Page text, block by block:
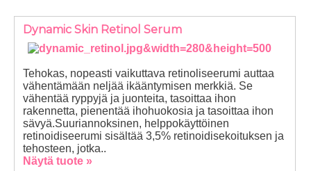
Dynamic Skin Retinol Serum
Tehokas, nopeasti vaikuttava retinoliseerumi auttaa
vähentämään neljää ikääntymisen merkkiä. Se
vähentää ryppyjä ja juonteita, tasoittaa ihon
rakennetta, pienentää ihohuokosia ja tasoittaa ihon
sävyä.Suuriannoksinen, helppokäyttöinen
retinoidiseerumi sisältää 3,5% retinoidisekoituksen ja
tehosteen, jotka..
Näytä tuote »